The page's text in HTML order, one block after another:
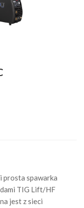
prosta spawarka
TIG Lift/HF
jest z sieci